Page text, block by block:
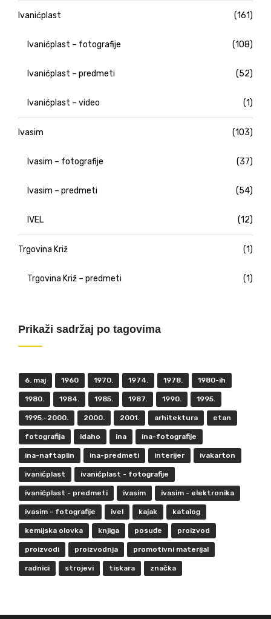
Ivanićplast (161)
Ivanićplast – fotografije (108)
Ivanićplast – predmeti (52)
Ivanićplast – video (1)
Ivasim (103)
Ivasim – fotografije (37)
Ivasim – predmeti (54)
IVEL (12)
Trgovina Križ (1)
Trgovina Križ – predmeti (1)
Prikaži sadržaj po tagovima
6. maj 1960 1970. 1974. 1978. 1980-ih
1980. 1984. 1985. 1987. 1990. 1995.
1995.-2000. 2000. 2001. arhitektura etan
fotografija idaho ina ina-fotografije
ina-naftaplin ina-predmeti interijer ivakarton
ivanićplast ivanićplast - fotografije
ivanićplast - predmeti ivasim ivasim - elektronika
ivasim - fotografije ivel kajak katalog
kemijska olovka knjiga posuđe proizvod
proizvodi proizvodnja promotivni materijal
radnici strojevi tiskara značka